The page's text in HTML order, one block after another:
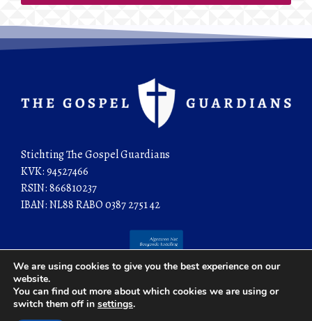
Stichting The Gospel Guardians
KVK: 94527466
RSIN: 866810237
IBAN: NL88 RABO 0387 2751 42
We are using cookies to give you the best experience on our
website.
You can find out more about which cookies we are using or
switch them off in settings.